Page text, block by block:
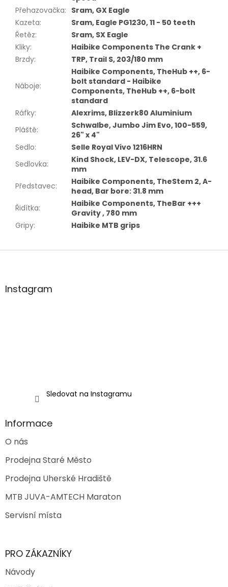
Přehazovačka: Sram, GX Eagle
Kazeta:
Sram, Eagle PG1230, 11 - 50 teeth
Řetěz:
Sram, SX Eagle
Kliky:
Haibike Components The Crank +
Brzdy: TRP, Trail S, 203/180 mm
Náboje:
Haibike Components, TheHub ++, 6-
bolt standard - Haibike
Components, TheHub ++, 6-bolt
standard
Ráfky:
Alexrims, Blizzerk80 Aluminium
Pláště:
Schwalbe, Jumbo Jim Evo, 100-559,
26" x 4"
Sedlo:
Selle Royal Vivo 1216HRN
Sedlovka:
Kind Shock, LEV-DX, Telescope, 31.6
mm
Představec:
Haibike Components, TheStem 2, A-
head, Bar bore: 31.8 mm
Řidítka:
Haibike Components, TheBar +++
Gravity , 780 mm
Gripy: Haibike MTB grips
Z
aInstagram
Sledovat na Instagramu
Informace
O nás
Prodejna Staré Město
Prodejna Uherské Hradiště
MTB JUVA-AMTECH Maraton
Servisní místa
PRO ZÁKAZNÍKY
Návody